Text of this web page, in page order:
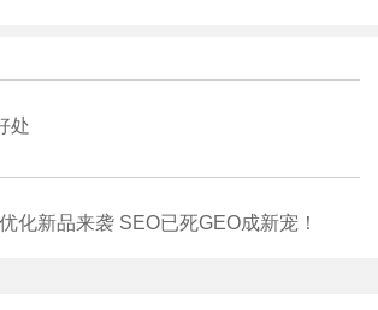
处
化新品来袭 SEO已死GEO成新宠！